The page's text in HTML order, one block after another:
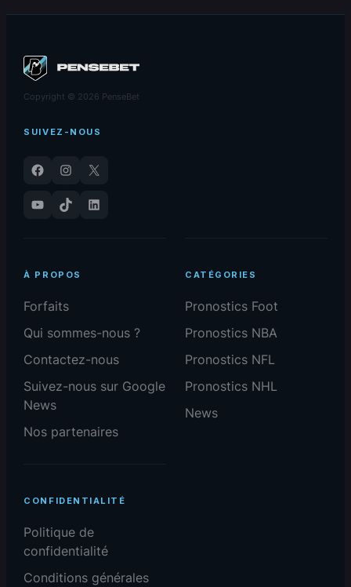
Copyright © 2026 PenseBet
SUIVEZ-NOUS
Facebook Instagram
X
YouTube
TikTok LinkedIn
À PROPOS
Forfaits
Qui sommes-nous ?
Contactez-nous
Suivez-nous sur Google
News
Nos partenaires
CATÉGORIES
Pronostics Foot
Pronostics NBA
Pronostics NFL
Pronostics NHL
News
CONFIDENTIALITÉ
Politique de
confidentialité
Conditions générales